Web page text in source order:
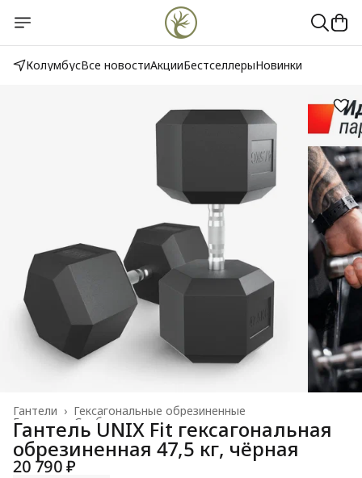
КолумбусВсе новостиАкцииБестселлерыНовинки
Гексагональные обрезиненные
Гантели ›
Свободные веса
Главная
Гантель UNIX Fit гексагональная
обрезиненная 47,5 кг, чёрная
20 790 ₽